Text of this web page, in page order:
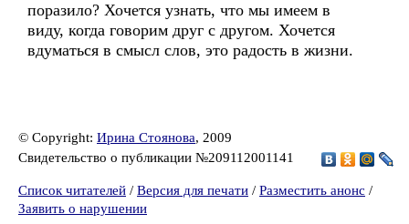
поразило? Хочется узнать, что мы имеем в
виду, когда говорим друг с другом. Хочется
вдуматься в смысл слов, это радость в жизни.
© Copyright: Ирина Стоянова, 2009
Свидетельство о публикации №209112001141
Список читателей / Версия для печати / Разместить анонс /
Заявить о нарушении